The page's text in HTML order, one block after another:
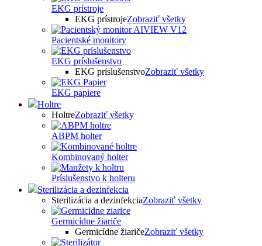
EKG prístroje
EKG prístrojeZobraziť všetky
Pacientské monitory
EKG príslušenstvo
EKG príslušenstvoZobraziť všetky
EKG papiere
Holtre
HoltreZobraziť všetky
ABPM holter
Kombinovaný holter
Príslušenstvo k holteru
Sterilizácia a dezinfekcia
Sterilizácia a dezinfekciaZobraziť všetky
Germicídne žiariče
Germicídne žiaričeZobraziť všetky